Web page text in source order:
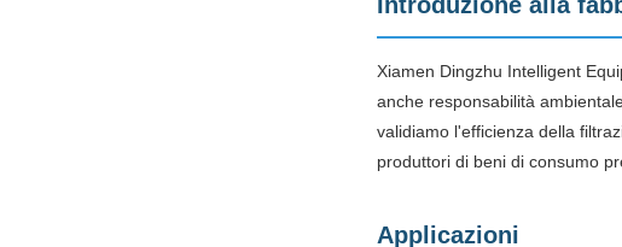
Xiamen Dingzhu Intelligent
anche responsabilità
validiamo l'efficienza della
produttori di beni di consumo
Applicazioni